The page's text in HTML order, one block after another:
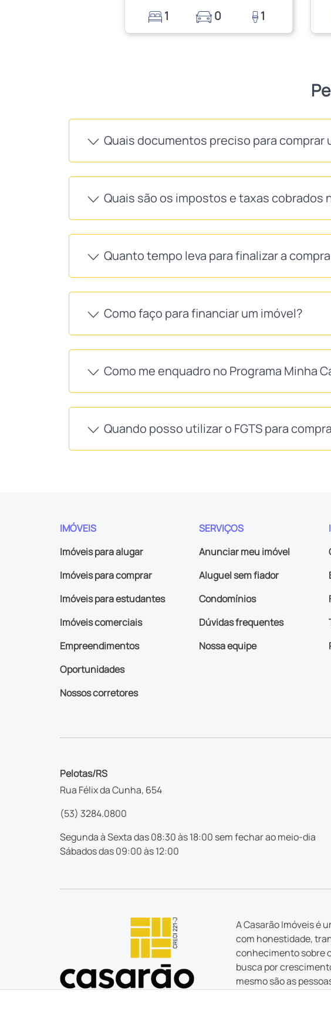
1 0 1
Quais documentos preciso para comprar
Quais são os impostos e taxas cobrados
Quanto tempo leva para finalizar a
Como faço para financiar um imóvel?
Como me enquadro no Programa Minha
Quando posso utilizar o FGTS para
IMÓVEIS
Imóveis para alugar
Imóveis para comprar
Imóveis para estudantes
Imóveis comerciais
Empreendimentos
Oportunidades
Nossos corretores
SERVIÇOS
Anunciar meu imóvel
Aluguel sem fiador
Condomínios
Dúvidas frequentes
Nossa equipe
Pelotas/RS
Rua Félix da Cunha, 654
(53) 3284.0800
Segunda à Sexta das 08:30 às 18:00 sem fechar ao meio-dia
Sábados das 09:00 às 12:00
A Casarão Imóveis é
com honestidade,
conhecimento sobre
busca por
mesmo são as